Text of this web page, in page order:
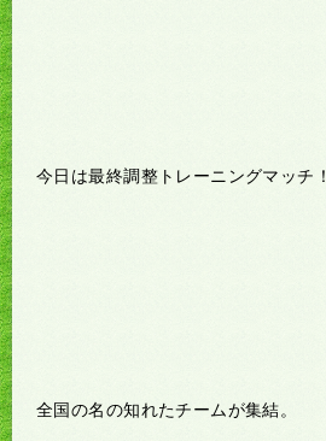
今日は最終調整トレーニングマッチ！
全国の名の知れたチームが集結。